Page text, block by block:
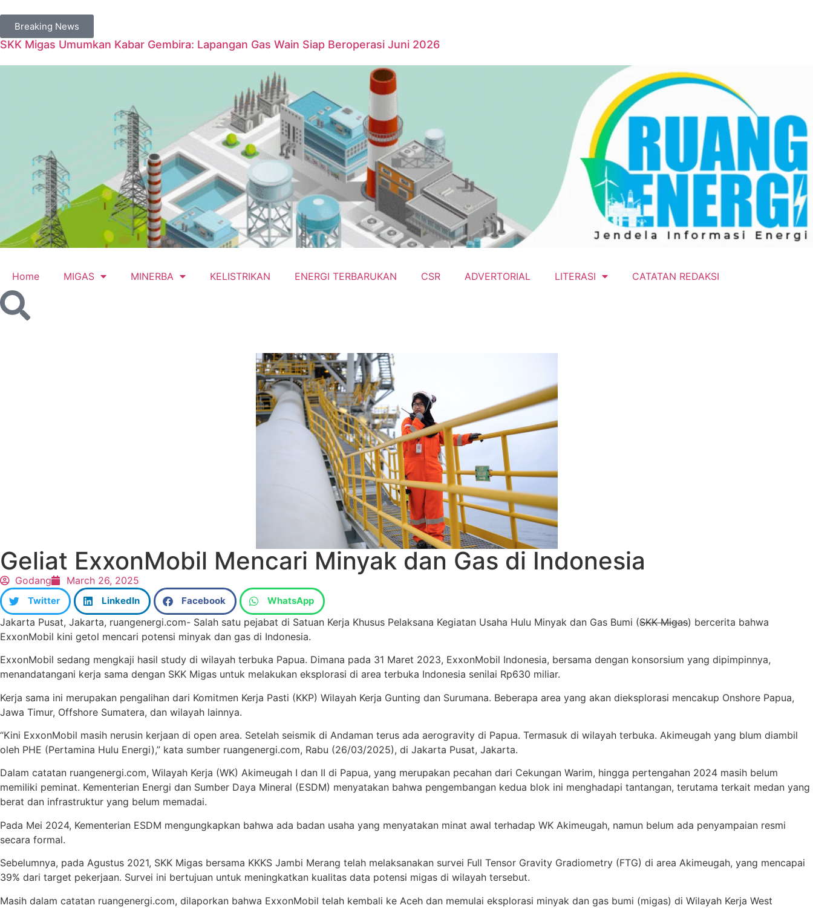
Breaking News
SKK Migas Umumkan Kabar Gembira: Lapangan Gas Wain Siap Beroperasi Juni 2026
Home MIGAS MINERBA KELISTRIKAN ENERGI TERBARUKAN CSR ADVERTORIAL LITERASI CATATAN REDAKSI
Geliat ExxonMobil Mencari Minyak dan Gas di Indonesia
Godang March 26, 2025
Twitter LinkedIn Facebook WhatsApp
Jakarta Pusat, Jakarta, ruangenergi.com- Salah satu pejabat di Satuan Kerja Khusus Pelaksana Kegiatan Usaha Hulu Minyak dan Gas Bumi (SKK Migas) bercerita bahwa
ExxonMobil kini getol mencari potensi minyak dan gas di Indonesia.
ExxonMobil sedang mengkaji hasil study di wilayah terbuka Papua. Dimana pada 31 Maret 2023, ExxonMobil Indonesia, bersama dengan konsorsium yang dipimpinnya,
menandatangani kerja sama dengan SKK Migas untuk melakukan eksplorasi di area terbuka Indonesia senilai Rp630 miliar.
Kerja sama ini merupakan pengalihan dari Komitmen Kerja Pasti (KKP) Wilayah Kerja Gunting dan Surumana. Beberapa area yang akan dieksplorasi mencakup Onshore Papua,
Jawa Timur, Offshore Sumatera, dan wilayah lainnya.
“Kini ExxonMobil masih nerusin kerjaan di open area. Setelah seismik di Andaman terus ada aerogravity di Papua. Termasuk di wilayah terbuka. Akimeugah yang blum diambil
oleh PHE (Pertamina Hulu Energi),” kata sumber ruangenergi.com, Rabu (26/03/2025), di Jakarta Pusat, Jakarta.
Dalam catatan ruangenergi.com, Wilayah Kerja (WK) Akimeugah I dan II di Papua, yang merupakan pecahan dari Cekungan Warim, hingga pertengahan 2024 masih belum
memiliki peminat. Kementerian Energi dan Sumber Daya Mineral (ESDM) menyatakan bahwa pengembangan kedua blok ini menghadapi tantangan, terutama terkait medan yang
berat dan infrastruktur yang belum memadai.
Pada Mei 2024, Kementerian ESDM mengungkapkan bahwa ada badan usaha yang menyatakan minat awal terhadap WK Akimeugah, namun belum ada penyampaian resmi
secara formal.
Sebelumnya, pada Agustus 2021, SKK Migas bersama KKKS Jambi Merang telah melaksanakan survei Full Tensor Gravity Gradiometry (FTG) di area Akimeugah, yang mencapai
39% dari target pekerjaan. Survei ini bertujuan untuk meningkatkan kualitas data potensi migas di wilayah tersebut.
Masih dalam catatan ruangenergi.com, dilaporkan bahwa ExxonMobil telah kembali ke Aceh dan memulai eksplorasi minyak dan gas bumi (migas) di Wilayah Kerja West